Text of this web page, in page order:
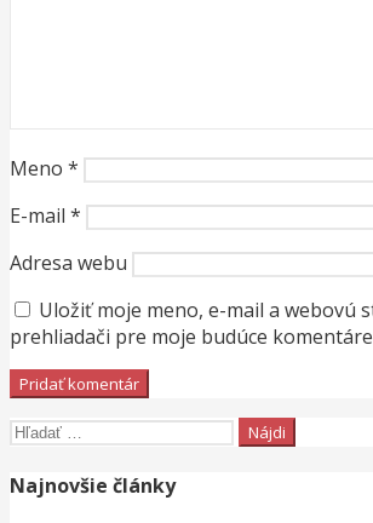
Meno *
E-mail *
Adresa webu
Uložiť moje meno, e-mail a webovú
prehliadači pre moje budúce
Hľadať:
Najnovšie články